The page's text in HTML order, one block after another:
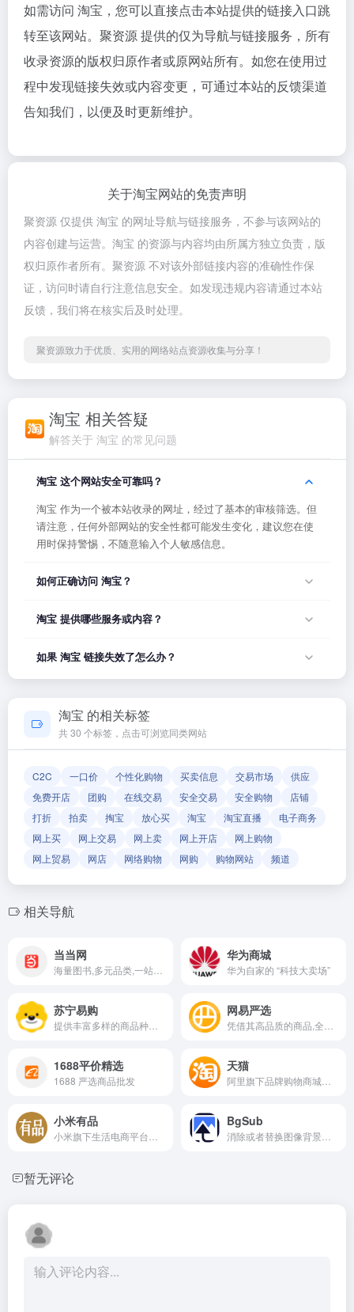
如需访问 淘宝，您可以直接点击本站提供的链接入口跳
转至该网站。聚资源 提供的仅为导航与链接服务，所有
收录资源的版权归原作者或原网站所有。如您在使用过
程中发现链接失效或内容变更，可通过本站的反馈渠道
告知我们，以便及时更新维护。
关于淘宝网站的免责声明
聚资源 仅提供 淘宝 的网址导航与链接服务，不参与该网站的
内容创建与运营。淘宝 的资源与内容均由所属方独立负责，版
权归原作者所有。聚资源 不对该外部链接内容的准确性作保
证，访问时请自行注意信息安全。如发现违规内容请通过本站
反馈，我们将在核实后及时处理。
聚资源致力于优质、实用的网络站点资源收集与分享！
淘宝 相关答疑
解答关于 淘宝 的常见问题
淘宝 这个网站安全可靠吗？
淘宝 作为一个被本站收录的网址，经过了基本的审核筛选。但
请注意，任何外部网站的安全性都可能发生变化，建议您在使
用时保持警惕，不随意输入个人敏感信息。
如何正确访问 淘宝？
在浏览器地址栏输入正确的网址。如果遇到无法访问的情况，
淘宝 提供哪些服务或内容？
台，致力于帮助用户发现和整理优质网站资源，具体网站的内
容与服务由该网站运营方负责。
如果 淘宝 链接失效了怎么办？
如果发现链接无法打开或内容已变更，您可以使用页面上的
确保导航链接的准确性和有效性。
淘宝 的相关标签
共 30 个标签，点击可浏览同类网站
C2C 一口价 个性化购物 买卖信息 交易市场
供应
免费开店
团购 在线交易 安全交易 安全购物
店铺
打折
拍卖 掏宝 放心买 淘宝 淘宝直播
电子商务
网上买
网上交易 网上卖 网上开店
网上购物
网上贸易
网店 网络购物 网购 购物网站 频道
相关导航
当当网 华为商城
华为自家的 “科技大卖场”
苏宁易购 网易严选
1688平价精选
1688 严选商品批发
天猫
小米有品 BgSub
暂无评论